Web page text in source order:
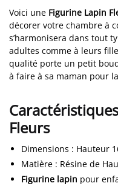
Voici une Figurine Lapin
décorer votre chambre à
s’harmonisera dans tout
adultes comme à leurs
qualité porte un petit
à faire à sa maman pour
Fleurs
Dimensions : Hauteur
Matière : Résine de
Figurine lapin pour